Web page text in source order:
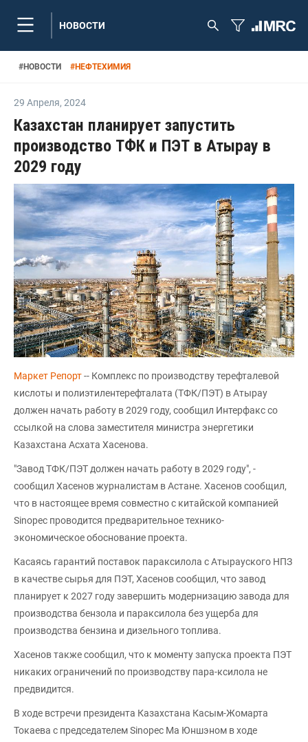
НОВОСТИ
#НОВОСТИ #НЕФТЕХИМИЯ
29 Апреля, 2024
Казахстан планирует запустить
производство ТФК и ПЭТ в Атырау в
2029 году
Маркет Репорт-- Комплекс по производству терефталевой
кислоты и полиэтилентерефталата (ТФК/ПЭТ) в Атырау
должен начать работу в 2029 году, сообщил Интерфакс со
ссылкой на слова заместителя министра энергетики
Казахстана Асхата Хасенова.
"Завод ТФК/ПЭТ должен начать работу в 2029 году", -
сообщил Хасенов журналистам в Астане. Хасенов сообщил,
что в настоящее время совместно с китайской компанией
Sinopec проводится предварительное технико-
экономическое обоснование проекта.
Касаясь гарантий поставок параксилола с Атырауского НПЗ
в качестве сырья для ПЭТ, Хасенов сообщил, что завод
планирует к 2027 году завершить модернизацию завода для
производства бензола и параксилола без ущерба для
производства бензина и дизельного топлива.
Хасенов также сообщил, что к моменту запуска проекта ПЭТ
никаких ограничений по производству пара-ксилола не
предвидится.
В ходе встречи президента Казахстана Касым-Жомарта
Токаева с председателем Sinopec Ма Юншэном в ходе